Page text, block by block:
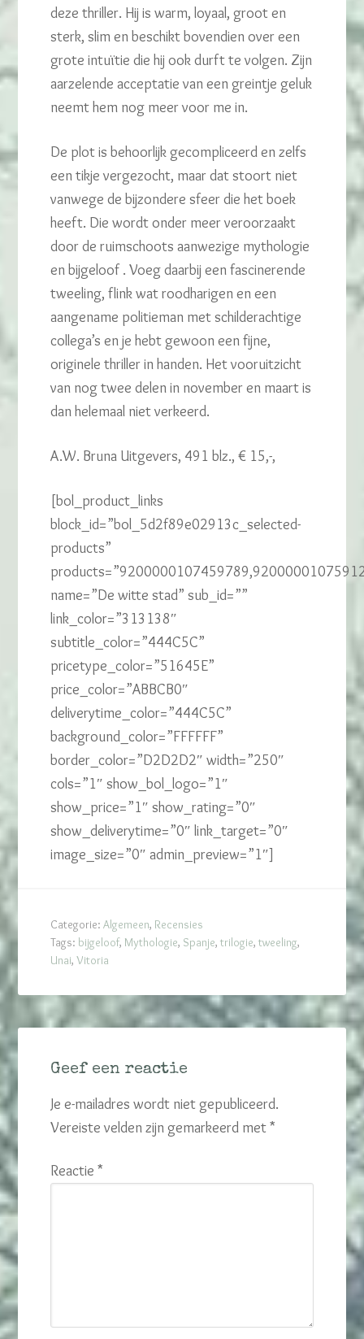
deze thriller. Hij is warm, loyaal, groot en
sterk, slim en beschikt bovendien over een
grote intuïtie die hij ook durft te volgen. Zijn
aarzelende acceptatie van een greintje geluk
neemt hem nog meer voor me in.
De plot is behoorlijk gecompliceerd en zelfs
een tikje vergezocht, maar dat stoort niet
vanwege de bijzondere sfeer die het boek
heeft. Die wordt onder meer veroorzaakt
door de ruimschoots aanwezige mythologie
en bijgeloof . Voeg daarbij een fascinerende
tweeling, flink wat roodharigen en een
aangename politieman met schilderachtige
collega’s en je hebt gewoon een fijne,
originele thriller in handen. Het vooruitzicht
van nog twee delen in november en maart is
dan helemaal niet verkeerd.
A.W. Bruna Uitgevers, 491 blz., € 15,-,
[bol_product_links
block_id=”bol_5d2f89e02913c_selected-
products”
name=”De witte stad” sub_id=””
link_color=”313138″
subtitle_color=”444C5C”
pricetype_color=”51645E”
price_color=”ABBCB0″
deliverytime_color=”444C5C”
background_color=”FFFFFF”
border_color=”D2D2D2″ width=”250″
cols=”1″ show_bol_logo=”1″
show_price=”1″ show_rating=”0″
show_deliverytime=”0″ link_target=”0″
image_size=”0″ admin_preview=”1″]
Categorie:Algemeen, Recensies
Tags: bijgeloof, Mythologie, Spanje,trilogie,tweeling,
Unai,Vitoria
Geef een reactie
Je e-mailadres wordt niet gepubliceerd.
Vereiste velden zijn gemarkeerd met*
Reactie*